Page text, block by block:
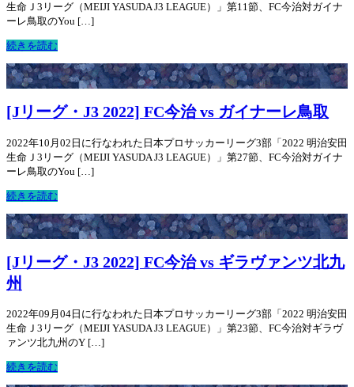
生命Ｊ3リーグ（MEIJI YASUDA J3 LEAGUE）」第11節、FC今治対ガイナ
ーレ鳥取のYou […]
続きを読む
[Jリーグ・J3 2022] FC今治 vs ガイナーレ鳥取
2022年10月02日に行なわれた日本プロサッカーリーグ3部「2022 明治安田
生命Ｊ3リーグ（MEIJI YASUDA J3 LEAGUE）」第27節、FC今治対ガイナ
ーレ鳥取のYou […]
続きを読む
[Jリーグ・J3 2022] FC今治 vs ギラヴァンツ北九
州
2022年09月04日に行なわれた日本プロサッカーリーグ3部「2022 明治安田
生命Ｊ3リーグ（MEIJI YASUDA J3 LEAGUE）」第23節、FC今治対ギラヴ
ァンツ北九州のY […]
続きを読む